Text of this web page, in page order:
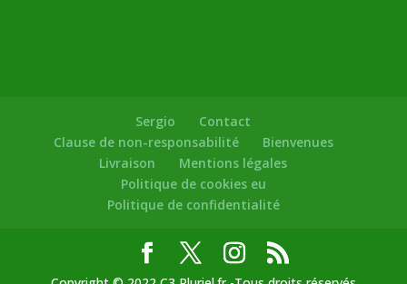
Sergio
Contact
Clause de non-responsabilité
Bienvenues
Livraison
Mentions légales
Politique de cookies eu
Politique de confidentialité